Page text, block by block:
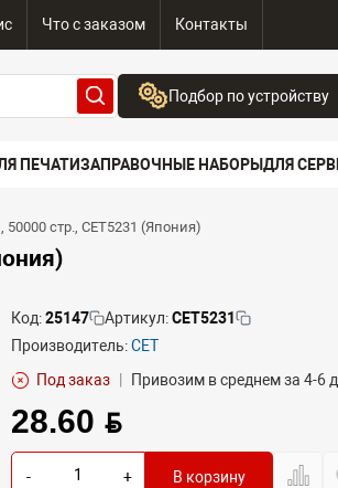
Что с заказом Контакты
Подбор по устройству
Выберите бренд
Сначала выберите бренд
ПЕЧАТИЗАПРАВОЧНЫЕ НАБОРЫДЛЯ
стр., CET5231 (Япония)
Код:25147 Артикул:CET5231
Производитель:CET
Под заказ
Привозим в среднем за 4-6
28.60 BYN
- + В корзину